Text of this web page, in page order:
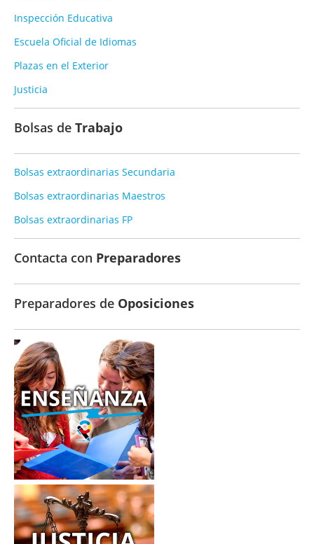
Inspección Educativa
Escuela Oficial de Idiomas
Plazas en el Exterior
Justicia
Bolsas de Trabajo
Bolsas extraordinarias Secundaria
Bolsas extraordinarias Maestros
Bolsas extraordinarias FP
Contacta con Preparadores
Preparadores de Oposiciones